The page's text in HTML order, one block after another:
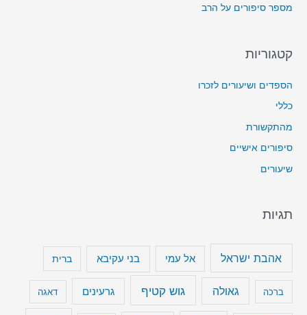
מספר סיפורים על הרב
קטגוריות
הספדים ושיעורים לזכרו
כללי
מהתקשורת
סיפורים אישיים
שיעורים
תגיות
אהבת ישראל אל עמי בני עקיבא ברית
ברכה גאולה גוש קטיף גרעינים דאגה